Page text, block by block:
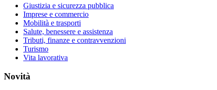
Giustizia e sicurezza pubblica
Imprese e commercio
Mobilità e trasporti
Salute, benessere e assistenza
Tributi, finanze e contravvenzioni
Turismo
Vita lavorativa
Novità